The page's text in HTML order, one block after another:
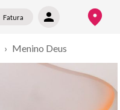
Fatura
› Menino Deus